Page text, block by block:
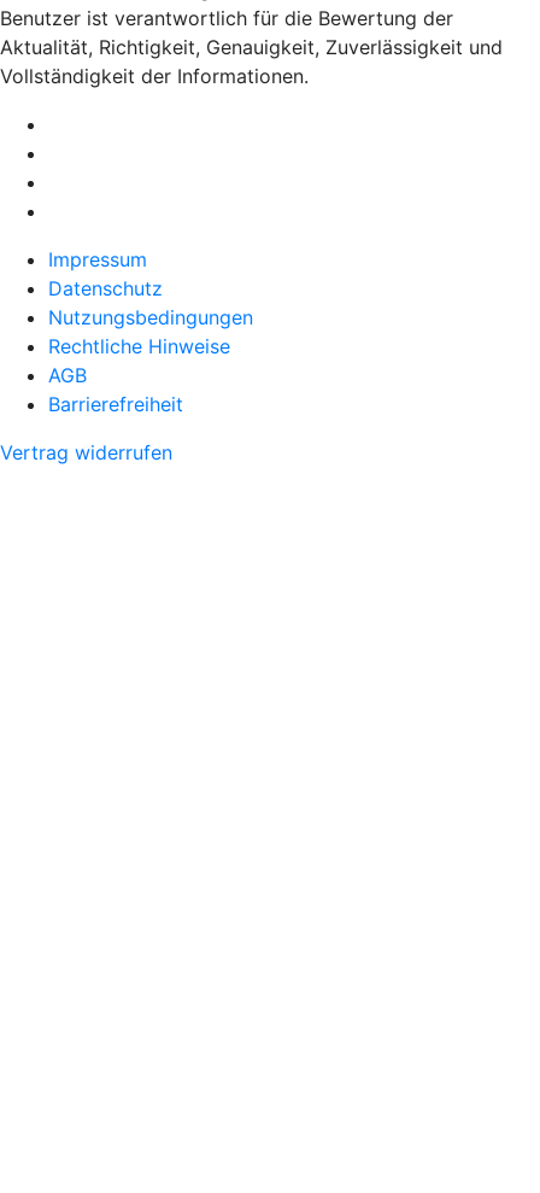
Benutzer ist verantwortlich für die Bewertung der
Aktualität, Richtigkeit, Genauigkeit, Zuverlässigkeit und
Vollständigkeit der Informationen.
Impressum
Datenschutz
Nutzungsbedingungen
Rechtliche Hinweise
AGB
Barrierefreiheit
Vertrag widerrufen